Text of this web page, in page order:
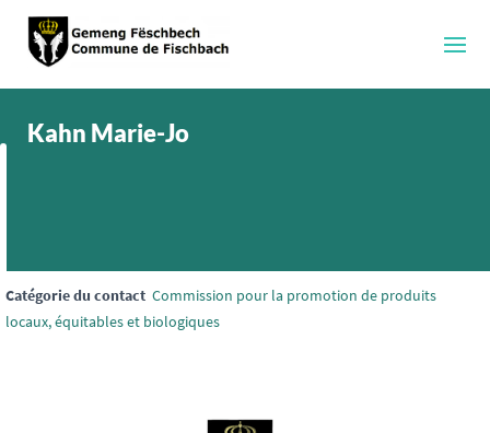
Kahn Marie-Jo
Catégorie du contact Commission pour la promotion de produits
locaux, équitables et biologiques